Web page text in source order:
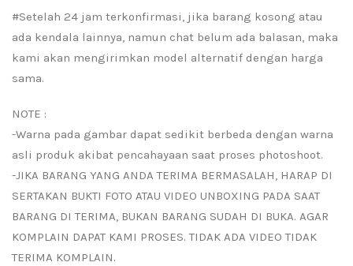
#Setelah 24 jam terkonfirmasi, jika barang kosong atau
ada kendala lainnya, namun chat belum ada balasan, maka
kami akan mengirimkan model alternatif dengan harga
sama.
NOTE :
-Warna pada gambar dapat sedikit berbeda dengan warna
asli produk akibat pencahayaan saat proses photoshoot.
-JIKA BARANG YANG ANDA TERIMA BERMASALAH, HARAP DI
SERTAKAN BUKTI FOTO ATAU VIDEO UNBOXING PADA SAAT
BARANG DI TERIMA, BUKAN BARANG SUDAH DI BUKA. AGAR
KOMPLAIN DAPAT KAMI PROSES. TIDAK ADA VIDEO TIDAK
TERIMA KOMPLAIN.